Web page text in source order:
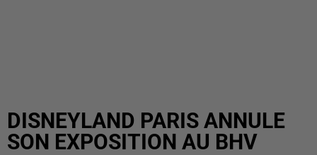
DISNEYLAND PARIS ANNULE
SON EXPOSITION AU BHV